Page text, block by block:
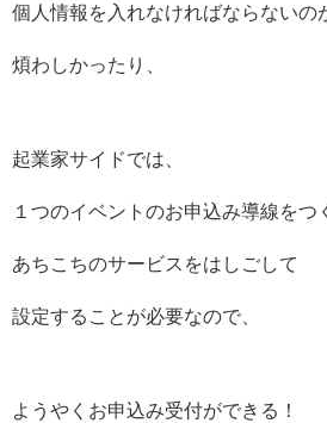
個人情報を入れなければならないの
煩わしかったり、
起業家サイドでは、
１つのイベントのお申込み導線をつ
あちこちのサービスをはしごして
設定することが必要なので、
ようやくお申込み受付ができる！